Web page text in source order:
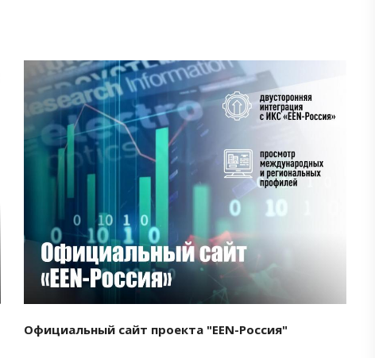
Смотреть проект
Официальный сайт проекта "EEN-Россия"